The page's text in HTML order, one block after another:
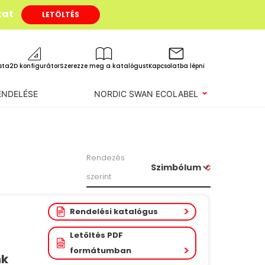
LETÖLTÉS
2D konfigurátorSzerezze meg a katalógustKapcsolatba lépni
NORDIC SWAN ECOLABEL
Rendezés
szerint
Rendelési katalógus
Letöltés PDF
formátumban